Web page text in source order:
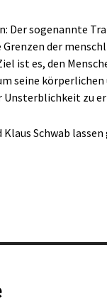
Der sogenannte
Grenzen der
ist es, den
seine
Unsterblichkeit zu
Klaus Schwab